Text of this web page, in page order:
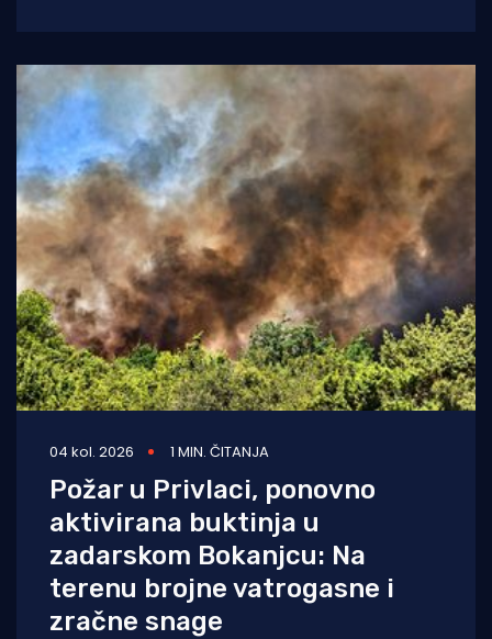
04 kol. 2026 1 MIN. ČITANJA
Požar u Privlaci, ponovno
aktivirana buktinja u
zadarskom Bokanjcu: Na
terenu brojne vatrogasne i
zračne snage